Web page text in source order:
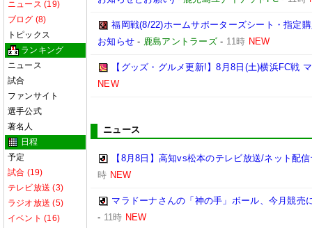
ニュース (19)
ブログ (8)
トピックス
ランキング
ニュース
試合
ファンサイト
選手公式
著名人
日程
予定
試合 (19)
テレビ放送 (3)
ラジオ放送 (5)
イベント (16)
福岡戦(8/22)ホームサポーターズシート・指定
お知らせ - 鹿島アントラーズ - 11時 NEW
【グッズ・グルメ更新!】8月8日(土)横浜FC戦
NEW
ニュース
【8月8日】高知vs松本のテレビ放送/ネット配
時 NEW
マラドーナさんの「神の手」ボール、今月競売
- 11時 NEW